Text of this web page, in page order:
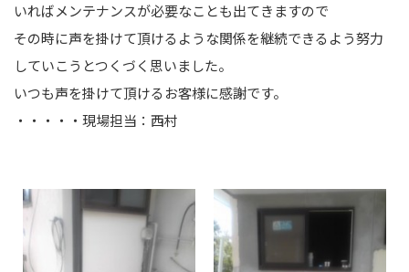
いればメンテナンスが必要なことも出てきますので
その時に声を掛けて頂けるような関係を継続できるよう努力
していこうとつくづく思いました。
いつも声を掛けて頂けるお客様に感謝です。
・・・・・現場担当：西村